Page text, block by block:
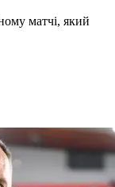
матчі, який